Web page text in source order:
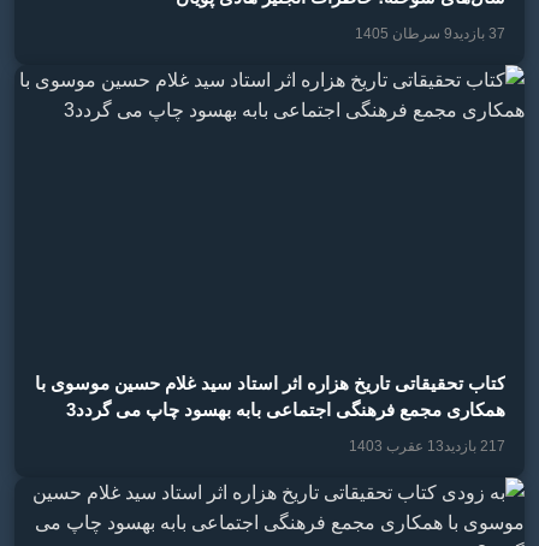
37 بازدید 9 سرطان 1405
کتاب تحقیقاتی تاریخ هزاره اثر استاد سید غلام حسین موسوی با
همکاری مجمع فرهنگی اجتماعی بابه بهسود چاپ می گردد3
217 بازدید 13 عقرب 1403